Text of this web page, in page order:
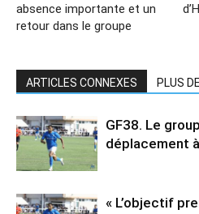
absence importante et un
retour dans le groupe
ARTICLES CONNEXES PLUS
GF38. Le
déplacement
« L’objectif